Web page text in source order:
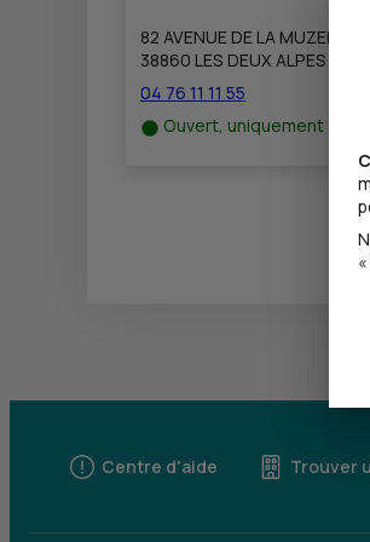
82 AVENUE DE LA MUZELLE
38860 LES DEUX ALPES
04 76 11 11 55
Ouvert, uniquement sur
Centre d'aide Trouver